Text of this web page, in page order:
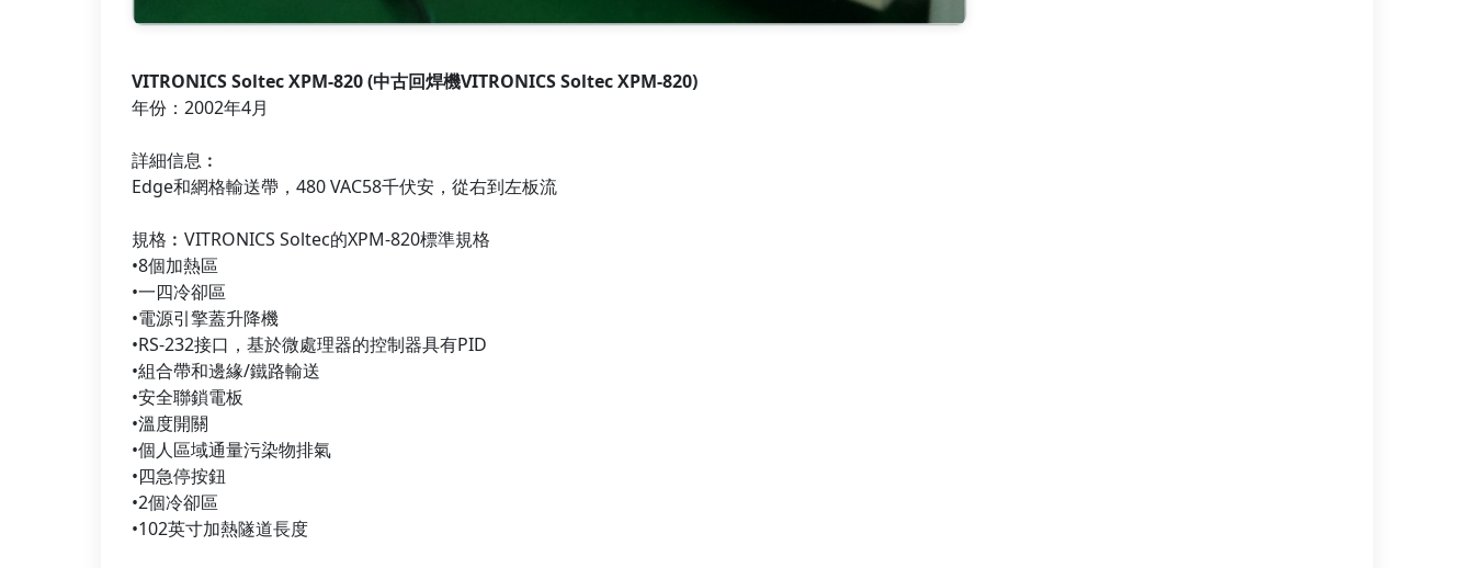
VITRONICS Soltec XPM-820 (中古回焊機VITRONICS Soltec XPM-820)
年份：2002年4月
詳細信息︰
Edge和網格輸送帶，480 VAC58千伏安，從右到左板流
規格︰VITRONICS Soltec的XPM-820標準規格
•8個加熱區
•一四冷卻區
•電源引擎蓋升降機
•RS-232接口，基於微處理器的控制器具有PID
•組合帶和邊緣/鐵路輸送
•安全聯鎖電板
•溫度開關
•個人區域通量污染物排氣
•四急停按鈕
•2個冷卻區
•102英寸加熱隧道長度